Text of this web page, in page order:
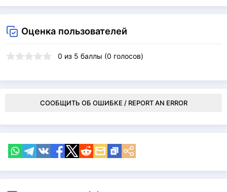
Оценка пользователей
0 из 5 баллы (0 голосов)
СООБЩИТЬ ОБ ОШИБКЕ / REPORT AN ERROR